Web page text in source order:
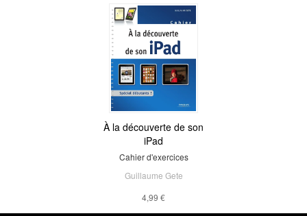
À la découverte de son
iPad
Cahier d'exercices
Guillaume Gete
4,99 €